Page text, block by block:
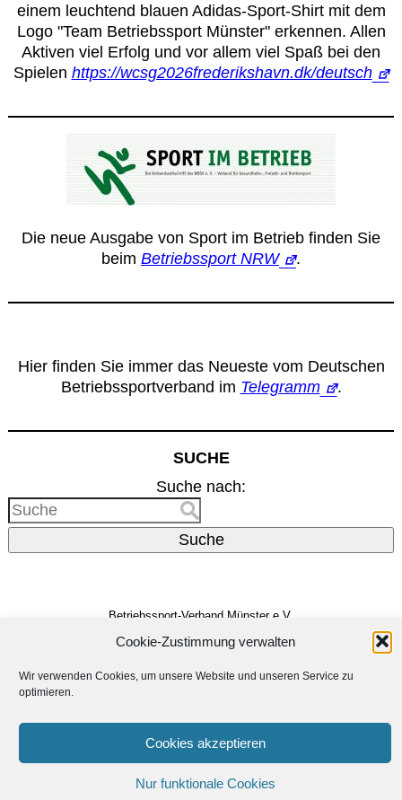
Cookie-Zustimmung verwalten
Wir verwenden Cookies, um unsere Website und unseren Service zu
optimieren.
Cookies akzeptieren
Nur funktionale Cookies
einem leuchtend blauen Adidas-Sport-Shirt mit dem
Logo "Team Betriebssport Münster" erkennen. Allen
Aktiven viel Erfolg und vor allem viel Spaß bei den
Spielen https://wcsg2026frederikshavn.dk/deutsch
Die neue Ausgabe von Sport im Betrieb finden Sie
beim Betriebssport NRW .
Hier finden Sie immer das Neueste vom Deutschen
Betriebssportverband im Telegramm .
SUCHE
Suche nach:
Suche
Betriebssport-Verband Münster e.V.
48159 Münster
E-Mail: info@bsv-muenster.de